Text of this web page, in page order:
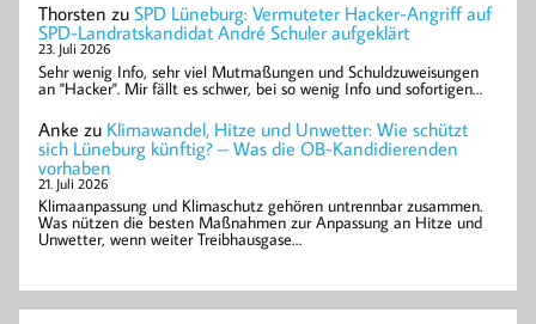
Thorsten zu SPD Lüneburg: Vermuteter Hacker-Angriff auf
SPD-Landratskandidat André Schuler aufgeklärt
23. Juli 2026
Sehr wenig Info, sehr viel Mutmaßungen und Schuldzuweisungen
an "Hacker". Mir fällt es schwer, bei so wenig Info und sofortigen…
Anke zu Klimawandel, Hitze und Unwetter: Wie schützt
sich Lüneburg künftig? – Was die OB-Kandidierenden
vorhaben
21. Juli 2026
Klimaanpassung und Klimaschutz gehören untrennbar zusammen.
Was nützen die besten Maßnahmen zur Anpassung an Hitze und
Unwetter, wenn weiter Treibhausgase…